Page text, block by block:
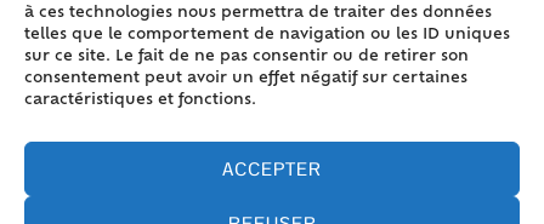
à ces technologies nous permettra de traiter des données
telles que le comportement de navigation ou les ID uniques
sur ce site. Le fait de ne pas consentir ou de retirer son
consentement peut avoir un effet négatif sur certaines
caractéristiques et fonctions.
ACCEPTER
Contact
Plan du site
Mentions légales
Politique de cookies (UE)